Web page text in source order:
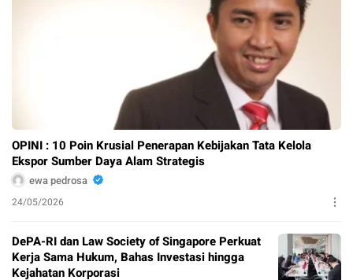
OPINI : 10 Poin Krusial Penerapan Kebijakan Tata Kelola
Ekspor Sumber Daya Alam Strategis
ewa pedrosa
24/05/2026
DePA-RI dan Law Society of Singapore Perkuat
Kerja Sama Hukum, Bahas Investasi hingga
Kejahatan Korporasi